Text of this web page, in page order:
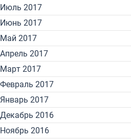
Июль 2017
Июнь 2017
Май 2017
Апрель 2017
Март 2017
Февраль 2017
Январь 2017
Декабрь 2016
Ноябрь 2016